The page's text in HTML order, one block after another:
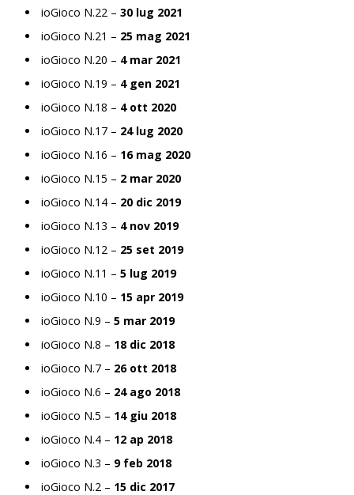
ioGioco N.22 – 30 lug 2021
ioGioco N.21 – 25 mag 2021
ioGioco N.20 – 4 mar 2021
ioGioco N.19 – 4 gen 2021
ioGioco N.18 – 4 ott 2020
ioGioco N.17 – 24 lug 2020
ioGioco N.16 – 16 mag 2020
ioGioco N.15 – 2 mar 2020
ioGioco N.14 – 20 dic 2019
ioGioco N.13 – 4 nov 2019
ioGioco N.12 – 25 set 2019
ioGioco N.11 – 5 lug 2019
ioGioco N.10 – 15 apr 2019
ioGioco N.9 – 5 mar 2019
ioGioco N.8 – 18 dic 2018
ioGioco N.7 – 26 ott 2018
ioGioco N.6 – 24 ago 2018
ioGioco N.5 – 14 giu 2018
ioGioco N.4 – 12 ap 2018
ioGioco N.3 – 9 feb 2018
ioGioco N.2 – 15 dic 2017